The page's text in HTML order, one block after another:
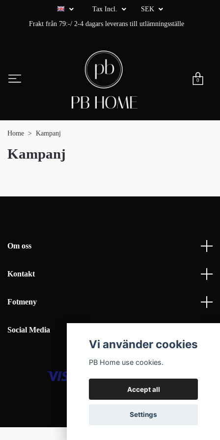
Tax Incl.
SEK
Frakt från 79:-/ 2-4 dagars leverans till utlämningsställe
0
Home Kampanj
Kampanj
Om oss
Kontakt
Fotmeny
Social Media
© 2026 PB Home Interior AB
Vi använder cookies
PB Home use cookies.
Accept all
Settings